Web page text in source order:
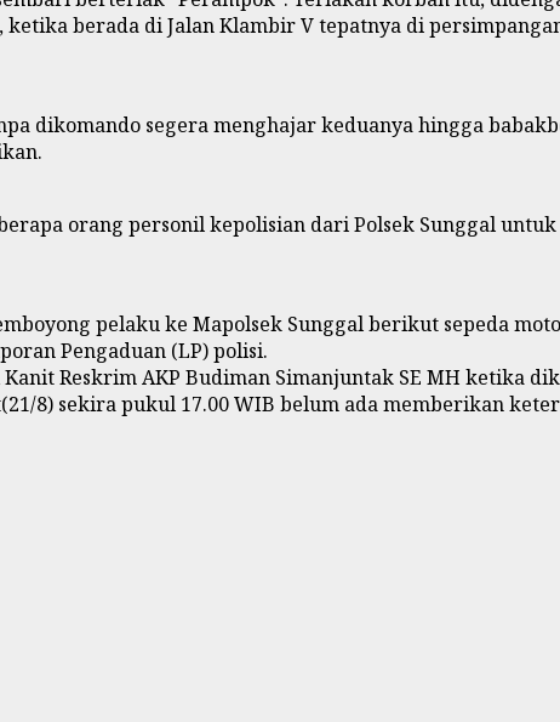
berada di Jalan Klambir V tepatnya di
dikomando segera menghajar keduanya hingga
orang personil kepolisian dari Polsek Sunggal
pelaku ke Mapolsek Sunggal berikut sepeda
Pengaduan (LP) polisi.
Reskrim AKP Budiman Simanjuntak SE MH ketika
8) sekira pukul 17.00 WIB belum ada memberikan